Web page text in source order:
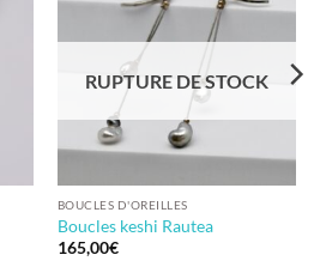
RUPTURE DE STOCK
BOUCLES D'OREILLES
Boucles keshi Rautea
165,00€